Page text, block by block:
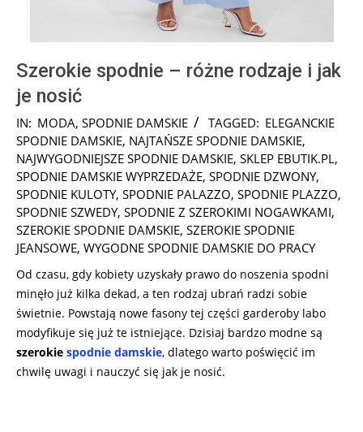
Szerokie spodnie – różne rodzaje i jak
je nosić
2026-
03-
18
IN: MODA, SPODNIE DAMSKIE TAGGED: ELEGANCKIE
SPODNIE DAMSKIE, NAJTAŃSZE SPODNIE DAMSKIE,
NAJWYGODNIEJSZE SPODNIE DAMSKIE, SKLEP EBUTIK.PL,
SPODNIE DAMSKIE WYPRZEDAŻE, SPODNIE DZWONY,
SPODNIE KULOTY, SPODNIE PALAZZO, SPODNIE PLAZZO,
SPODNIE SZWEDY, SPODNIE Z SZEROKIMI NOGAWKAMI,
SZEROKIE SPODNIE DAMSKIE, SZEROKIE SPODNIE
JEANSOWE, WYGODNE SPODNIE DAMSKIE DO PRACY
Od czasu, gdy kobiety uzyskały prawo do noszenia spodni
minęło już kilka dekad, a ten rodzaj ubrań radzi sobie
świetnie. Powstają nowe fasony tej części garderoby labo
modyfikuje się już te istniejące. Dzisiaj bardzo modne są
szerokie spodnie damskie, dlatego warto poświęcić im
chwilę uwagi i nauczyć się jak je nosić.